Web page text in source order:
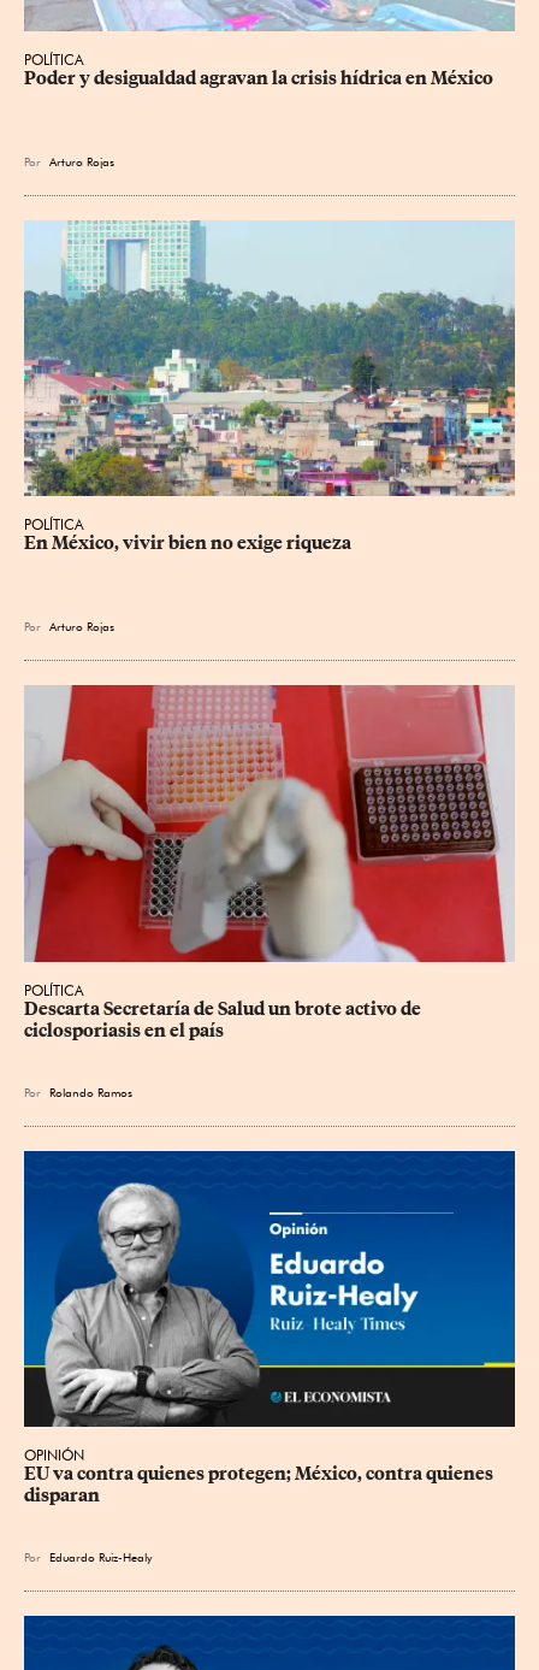
POLÍTICA
Poder y desigualdad agravan la crisis hídrica en México
Por Arturo Rojas
POLÍTICA
En México, vivir bien no exige riqueza
Por Arturo Rojas
POLÍTICA
Descarta Secretaría de Salud un brote activo de
ciclosporiasis en el país
Por Rolando Ramos
OPINIÓN
EU va contra quienes protegen; México, contra quienes
disparan
Por Eduardo Ruiz-Healy